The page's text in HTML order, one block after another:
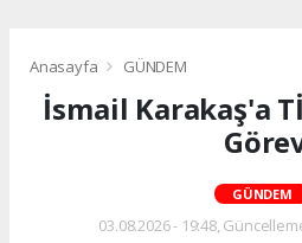
Anasayfa GÜNDEM
İsmail Karakaş'a
GÜNDEM
03.08.2026 - 19:48,